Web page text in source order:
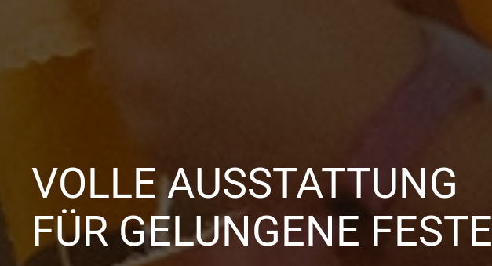
VOLLE AUSSTATTUNG
FÜR GELUNGENE FESTE